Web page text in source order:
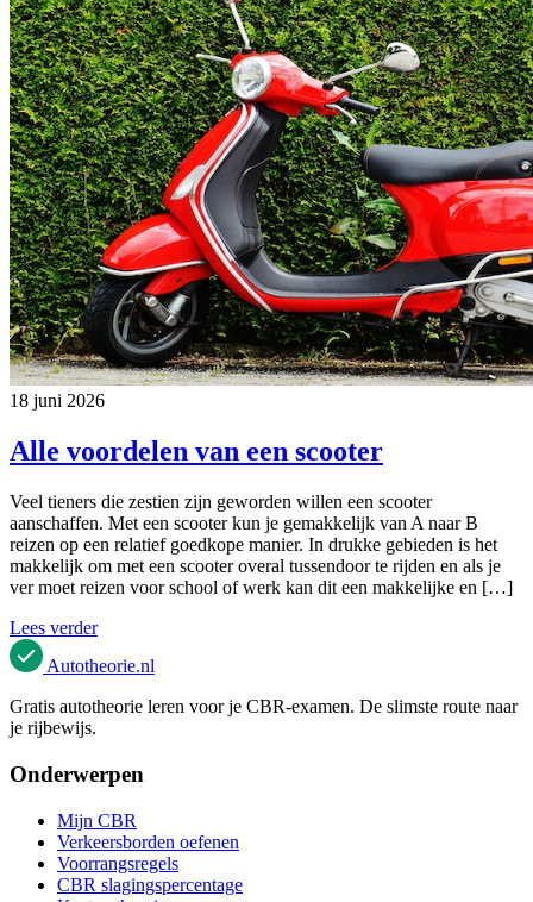
18 juni 2026
Alle voordelen van een scooter
Veel tieners die zestien zijn geworden willen een scooter
aanschaffen. Met een scooter kun je gemakkelijk van A naar B
reizen op een relatief goedkope manier. In drukke gebieden is het
makkelijk om met een scooter overal tussendoor te rijden en als je
ver moet reizen voor school of werk kan dit een makkelijke en […]
Lees verder
Autotheorie.nl
Gratis autotheorie leren voor je CBR-examen. De slimste route naar
je rijbewijs.
Onderwerpen
Mijn CBR
Verkeersborden oefenen
Voorrangsregels
CBR slagingspercentage